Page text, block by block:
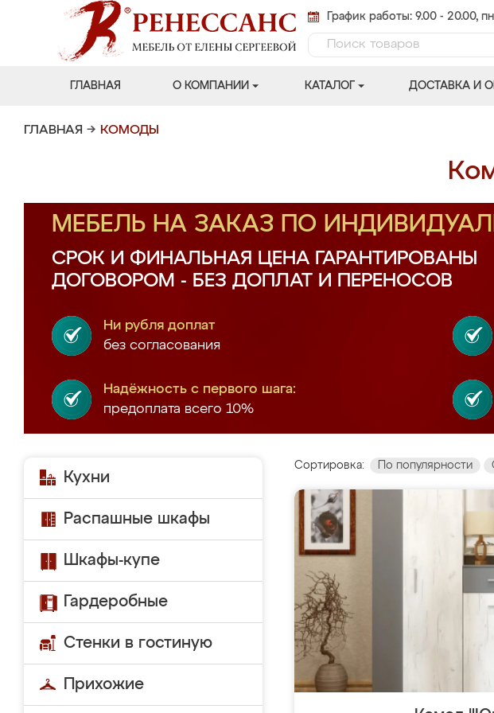
График работы: 9.00 - 20.00,
ГЛАВНАЯ О КОМПАНИИ КАТАЛОГ ДОСТАВКА И
ГЛАВНАЯ → КОМОДЫ
МЕБЕЛЬ НА ЗАКАЗ ПО
СРОК И ФИНАЛЬНАЯ ЦЕНА ГАРАНТИРОВАНЫ
ДОГОВОРОМ - БЕЗ ДОПЛАТ И ПЕРЕНОСОВ
Ни рубля доплат
без согласования
Надёжность с первого шага:
предоплата всего 10%
Кухни
Распашные шкафы
Шкафы-купе
Гардеробные
Стенки в гостиную
Прихожие
Сортировка: По популярности